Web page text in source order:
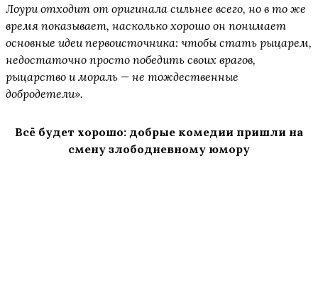
Лоури отходит от оригинала сильнее всего, но в то же
время показывает, насколько хорошо он понимает
основные идеи первоисточника: чтобы стать рыцарем,
недостаточно просто победить своих врагов,
рыцарство и мораль — не тождественные
добродетели».
Всё будет хорошо: добрые комедии пришли на
смену злободневному юмору